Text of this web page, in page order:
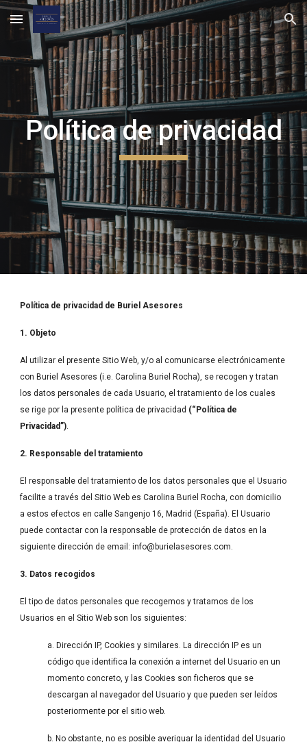
Skip to main content Skip to navigation
Política de privacidad
Política de privacidad de Buriel Asesores
1. Objeto
Al utilizar el presente Sitio Web, y/o al comunicarse electrónicamente
con Buriel Asesores (i.e. Carolina Buriel Rocha), se recogen y tratan
los datos personales de cada Usuario, el tratamiento de los cuales
se rige por la presente política de privacidad (“Política de
Privacidad”).
2. Responsable del tratamiento
El responsable del tratamiento de los datos personales que el Usuario
facilite a través del Sitio Web es Carolina Buriel Rocha, con domicilio
a estos efectos en calle Sangenjo 16, Madrid (España). El Usuario
puede contactar con la responsable de protección de datos en la
siguiente dirección de email: info@burielasesores.com.
3. Datos recogidos
El tipo de datos personales que recogemos y tratamos de los
Usuarios en el Sitio Web son los siguientes:
a. Dirección IP, Cookies y similares. La dirección IP es un
código que identifica la conexión a internet del Usuario en un
momento concreto, y las Cookies son ficheros que se
descargan al navegador del Usuario y que pueden ser leídos
posteriormente por el sitio web.
b. No obstante, no es posible averiguar la identidad del Usuario